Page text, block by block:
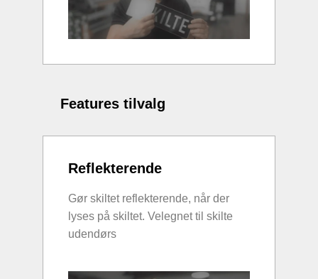
Features tilvalg
Reflekterende
Gør skiltet reflekterende, når der
lyses på skiltet. Velegnet til skilte
udendørs